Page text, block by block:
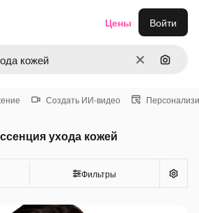
ОчиститьПоиск
Цены Войти
Создать ИИ-видео
ухода кожей
Фильтры